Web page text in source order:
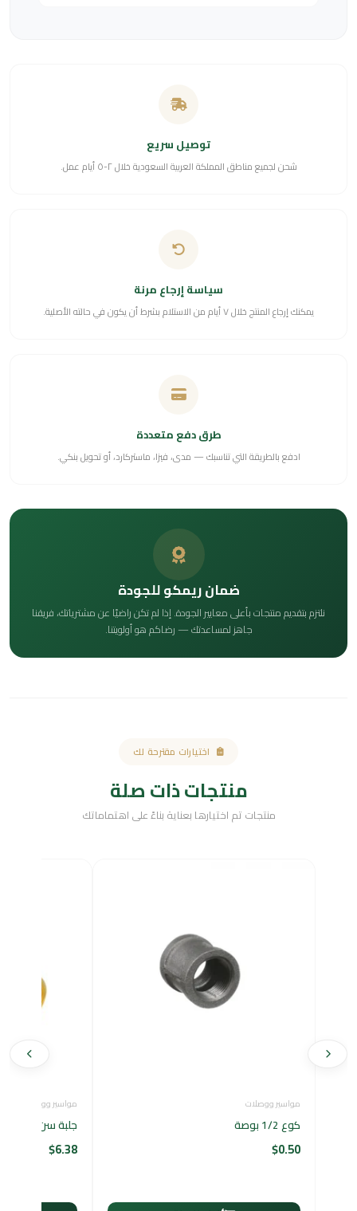
توصيل سريع
شحن لجميع مناطق المملكة العربية السعودية خلال ٢-٥ أيام عمل.
سياسة إرجاع مرنة
يمكنك إرجاع المنتج خلال ٧ أيام من الاستلام بشرط أن يكون في حالته الأصلية.
طرق دفع متعددة
ادفع بالطريقة التي تناسبك — مدى، فيزا، ماستركارد، أو تحويل بنكي.
ضمان ريمكو للجودة
نلتزم بتقديم منتجات بأعلى معايير الجودة. إذا لم تكن راضيًا عن مشترياتك، فريقنا
جاهز لمساعدتك — رضاكم هو أولويتنا.
اختيارات مقترحة لك
منتجات ذات صلة
منتجات تم اختيارها بعناية بناءً على اهتماماتك
مواسير ووصلات
كوع 1/2 بوصة
$0.50
مواسير ووصلات
جلبة سن خارجي -
$6.38